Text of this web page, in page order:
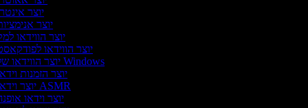
יוצר
יוצר
יוצר הווידאו
יוצר הווידאו
יוצר הווידאו של Windows
יוצר הזמנות
יוצר וידאו ASMR
יוצר וידאו